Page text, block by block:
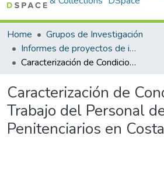
Home
Grupos de Investigación
Informes de proyectos de investigación
Caracterización de Condiciones de Trabajo del Personal de Centros Penitenciarios en Costa Rica
Caracterización de
Trabajo del Personal
Penitenciarios en